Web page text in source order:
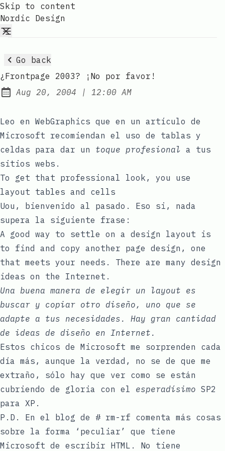
Skip to content
Nordic Design
Go back
¿Frontpage 2003? ¡No por favor!
Published:
Aug 20, 2004 | at
12:00 AM
Leo en WebGraphics que en un artículo de
Microsoft recomiendan el uso de tablas y
celdas para dar un toque profesional a tus
sitios webs.
To get that professional look, you use
layout tables and cells
Uou, bienvenido al pasado. Eso si, nada
supera la siguiente frase:
A good way to settle on a design layout is
to find and copy another page design, one
that meets your needs. There are many design
ideas on the Internet.
Una buena manera de elegir un layout es
buscar y copiar otro diseño, uno que se
adapte a tus necesidades. Hay gran cantidad
de ideas de diseño en Internet.
Estos chicos de Microsoft me sorprenden cada
día más, aunque la verdad, no se de que me
extraño, sólo hay que ver como se están
cubriendo de gloria con el esperadísimo SP2
para XP.
P.D. En el blog de # rm-rf comenta más cosas
sobre la forma ‘peculiar’ que tiene
Microsoft de escribir HTML. No tiene